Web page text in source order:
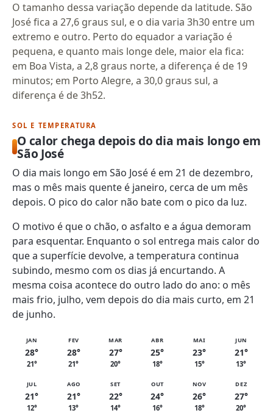
O tamanho dessa variação depende da latitude. São
José fica a 27,6 graus sul, e o dia varia 3h30 entre um
extremo e outro. Perto do equador a variação é
pequena, e quanto mais longe dele, maior ela fica:
em Boa Vista, a 2,8 graus norte, a diferença é de 19
minutos; em Porto Alegre, a 30,0 graus sul, a
diferença é de 3h52.
SOL E TEMPERATURA
O calor chega depois do dia mais longo em
São José
O dia mais longo em São José é em 21 de dezembro,
mas o mês mais quente é janeiro, cerca de um mês
depois. O pico do calor não bate com o pico da luz.
O motivo é que o chão, o asfalto e a água demoram
para esquentar. Enquanto o sol entrega mais calor do
que a superfície devolve, a temperatura continua
subindo, mesmo com os dias já encurtando. A
mesma coisa acontece do outro lado do ano: o mês
mais frio, julho, vem depois do dia mais curto, em 21
de junho.
JAN
28°
21°
FEV
28°
21°
MAR
27°
20°
ABR
25°
18°
MAI
23°
15°
JUN
21°
13°
JUL
21°
12°
AGO
21°
13°
SET
22°
14°
OUT
24°
16°
NOV
26°
18°
DEZ
27°
20°